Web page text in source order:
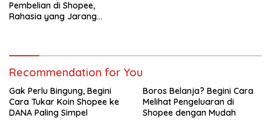
Pembelian di Shopee,
Rahasia yang Jarang
Recommendation for You
Gak Perlu Bingung, Begini
Cara Tukar Koin Shopee ke
DANA Paling Simpel
Boros Belanja? Begini Cara
Melihat Pengeluaran di
Shopee dengan Mudah